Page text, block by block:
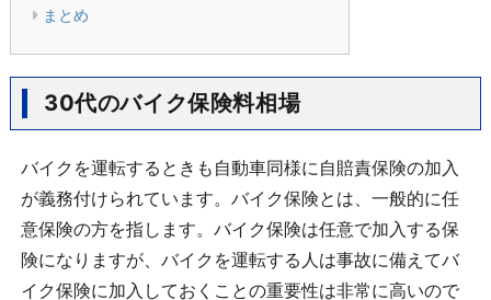
まとめ
30代のバイク保険料相場
バイクを運転するときも自動車同様に自賠責保険の加入
が義務付けられています。バイク保険とは、一般的に任
意保険の方を指します。バイク保険は任意で加入する保
険になりますが、バイクを運転する人は事故に備えてバ
イク保険に加入しておくことの重要性は非常に高いので